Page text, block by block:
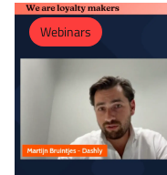
Webinars